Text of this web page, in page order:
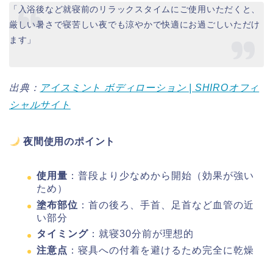
「入浴後など就寝前のリラックスタイムにご使用いただくと、
厳しい暑さで寝苦しい夜でも涼やかで快適にお過ごしいただけ
ます」
出典： アイスミント ボディローション | SHIROオフィ
シャルサイト
夜間使用のポイント
使用量 ：普段より少なめから開始（効果が強い
ため）
塗布部位 ：首の後ろ、手首、足首など血管の近
い部分
タイミング ：就寝30分前が理想的
注意点 ：寝具への付着を避けるため完全に乾燥